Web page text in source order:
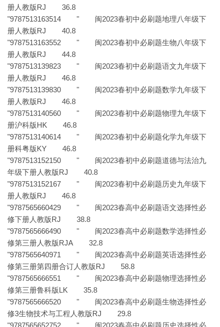
册人教版RJ 36.8
"9787513163514 " 闽2023春初中必刷题地理八年级下
册人教版RJ 40.8
"9787513163552 " 闽2023春初中必刷题生物八年级下
册人教版RJ 44.8
"9787513139823 " 闽2023春初中必刷题语文九年级下
册人教版RJ 46.8
"9787513139830 " 闽2023春初中必刷题数学九年级下
册人教版RJ 46.8
"9787513140560 " 闽2023春初中必刷题物理九年级下
册沪科版HK 46.8
"9787513140614 " 闽2023春初中必刷题化学九年级下
册科粤版KY 46.8
"9787513152150 " 闽2023春初中必刷题道德与法治九
年级下册人教版RJ 40.8
"9787513152167 " 闽2023春初中必刷题历史九年级下
册人教版RJ 46.8
"9787565660429 " 闽2023春高中必刷题语文选择性必
修下册人教版RJ 38.8
"9787565666490 " 闽2023春高中必刷题数学选择性必
修第三册人教版RJA 32.8
"9787565640971 " 闽2023春高中必刷题英语选择性必
修第三册第四册合订人教版RJ 58.8
"9787565666551 " 闽2023春高中必刷题物理选择性必
修第三册鲁科版LK 35.8
"9787565666520 " 闽2023春高中必刷题生物选择性必
修3生物技术与工程人教版RJ 29.8
"9787565652752 " 闽2023春高中必刷题历史选择性必